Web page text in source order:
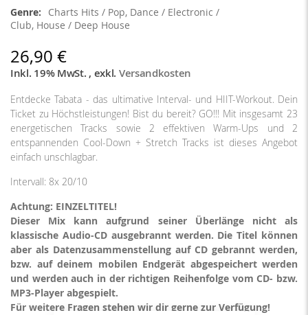
Charts Hits / Pop, Dance / Electronic /
Club, House / Deep House
26,90 €
Inkl. 19% MwSt. , exkl. Versandkosten
Entdecke Tabata - das ultimative Interval- und HIIT-Workout. Dein
Ticket zu Höchstleistungen! Bist du bereit? GO!!! Mit insgesamt 23
energetischen Tracks sowie 2 effektiven Warm-Ups und 2
entspannenden Cool-Down + Stretch Tracks ist dieses Angebot
einfach unschlagbar.
Intervall: 8x 20/10
Achtung: EINZELTITEL!
Dieser Mix kann aufgrund seiner Überlänge nicht als
klassische Audio-CD ausgebrannt werden. Die Titel können
aber als Datenzusammenstellung auf CD gebrannt werden,
bzw. auf deinem mobilen Endgerät abgespeichert werden
und werden auch in der richtigen Reihenfolge vom CD- bzw.
MP3-Player abgespielt.
Für weitere Fragen stehen wir dir gerne zur Verfügung!